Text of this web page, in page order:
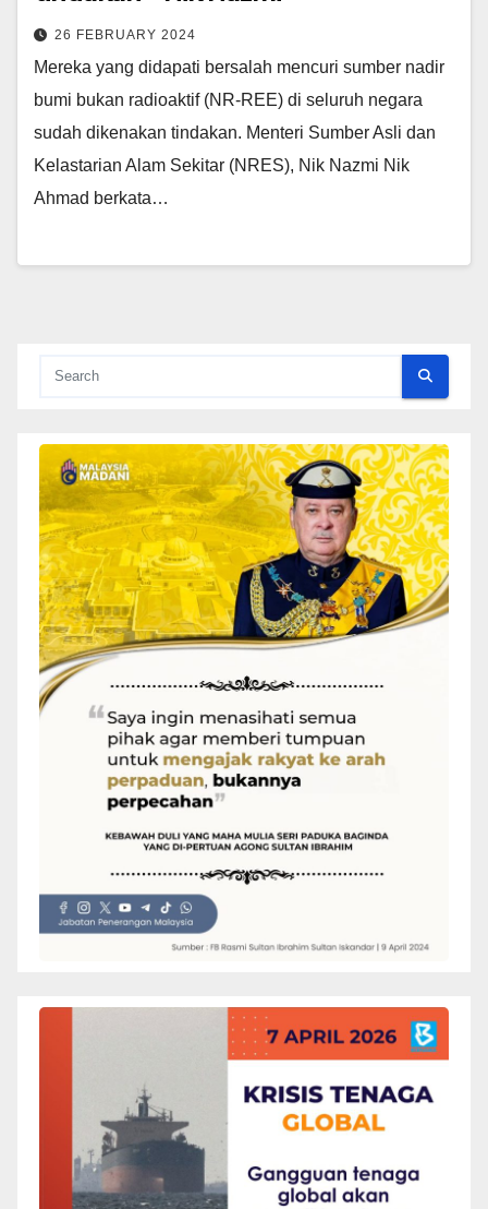
26 FEBRUARY 2024
Mereka yang didapati bersalah mencuri sumber nadir
bumi bukan radioaktif (NR-REE) di seluruh negara
sudah dikenakan tindakan. Menteri Sumber Asli dan
Kelastarian Alam Sekitar (NRES), Nik Nazmi Nik
Ahmad berkata…